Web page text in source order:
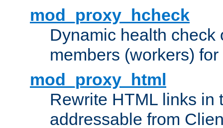
mod_proxy_hcheck
Dynamic health check
members (workers) for
mod_proxy_html
Rewrite HTML links in
addressable from